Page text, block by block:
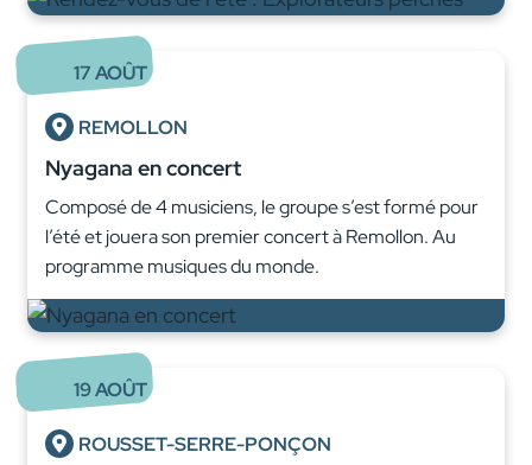
17AOÛT
REMOLLON
Nyagana en concert
Composé de 4 musiciens, le groupe s’est formé pour
l’été et jouera son premier concert à Remollon. Au
programme musiques du monde.
19AOÛT
ROUSSET-SERRE-PONÇON